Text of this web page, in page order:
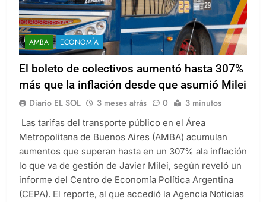
AMBA ECONOMÍA
El boleto de colectivos aumentó hasta 307%
más que la inflación desde que asumió Milei
Diario EL SOL 3 meses atrás 0 3 minutos
Las tarifas del transporte público en el Área
Metropolitana de Buenos Aires (AMBA) acumulan
aumentos que superan hasta en un 307% ala inflación
lo que va de gestión de Javier Milei, según reveló un
informe del Centro de Economía Política Argentina
(CEPA). El reporte, al que accedió la Agencia Noticias